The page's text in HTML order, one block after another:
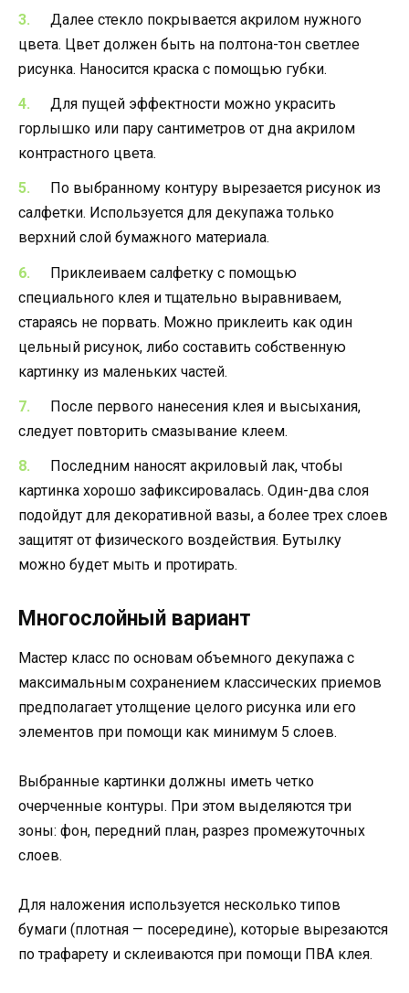
Далее стекло покрывается акрилом нужного
цвета. Цвет должен быть на полтона-тон светлее
рисунка. Наносится краска с помощью губки.
Для пущей эффектности можно украсить
горлышко или пару сантиметров от дна акрилом
контрастного цвета.
По выбранному контуру вырезается рисунок из
салфетки. Используется для декупажа только
верхний слой бумажного материала.
Приклеиваем салфетку с помощью
специального клея и тщательно выравниваем,
стараясь не порвать. Можно приклеить как один
цельный рисунок, либо составить собственную
картинку из маленьких частей.
После первого нанесения клея и высыхания,
следует повторить смазывание клеем.
Последним наносят акриловый лак, чтобы
картинка хорошо зафиксировалась. Один-два слоя
подойдут для декоративной вазы, а более трех слоев
защитят от физического воздействия. Бутылку
можно будет мыть и протирать.
Многослойный вариант
Мастер класс по основам объемного декупажа с
максимальным сохранением классических приемов
предполагает утолщение целого рисунка или его
элементов при помощи как минимум 5 слоев.
Выбранные картинки должны иметь четко
очерченные контуры. При этом выделяются три
зоны: фон, передний план, разрез промежуточных
слоев.
Для наложения используется несколько типов
бумаги (плотная — посередине), которые вырезаются
по трафарету и склеиваются при помощи ПВА клея.